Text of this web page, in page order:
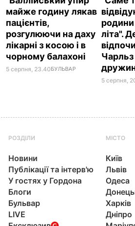
майже годину лякав
пацієнтів,
розгулюючи на даху
лікарні з косою і в
чорному балахоні
5 серпня, 23.40БУЛЬВАР
літа".
Чарльз
5 серпня,
РОЗДІЛИ
Новини
Публікації та інтерв'ю
У гостях у Гордона
Блоги
Бульвар
LIVE
МІСТО
Київ
Львів
Одеса
Харків
Дніпро